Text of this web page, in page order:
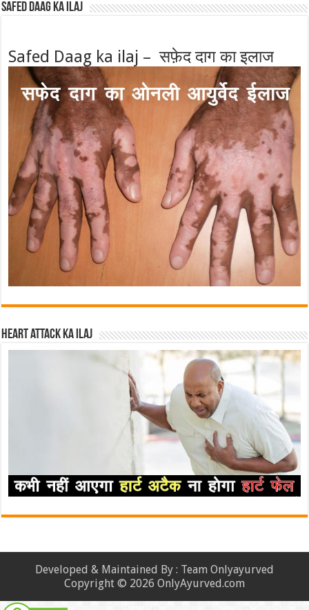
Safed Daag ka ilaj
Safed Daag ka ilaj – सफ़ेद दाग का इलाज
Heart attack ka ilaj
Developed & Maintained By : Team Onlyayurved
Copyright © 2026 OnlyAyurved.com